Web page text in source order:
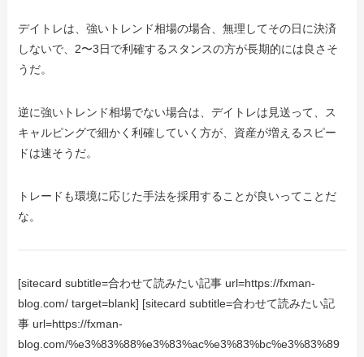
デイトレは、強いトレンド相場の場合、無理してその日に決済
しないで、2〜3日で利確するスタンスの方が長期的には良さそ
うだ。
逆に強いトレンド相場でない場合は、デイトレは見送って、ス
キャルピングで細かく利確していく方が、資産が増えるスピー
ドは速そうだ。
トレードも環境に応じた手法を採用することが良いってことだ
な。
[sitecard subtitle=合わせて読みたい記事 url=https://fxman-
blog.com/ target=blank] [sitecard subtitle=合わせて読みたい記
事 url=https://fxman-
blog.com/%e3%83%88%e3%83%ac%e3%83%bc%e3%83%89